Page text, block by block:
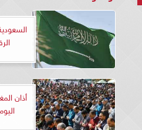
اليوم